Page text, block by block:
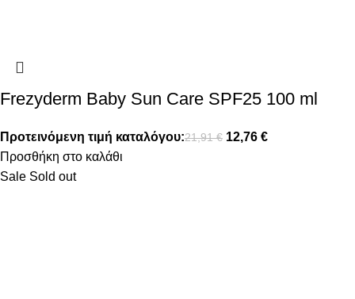
Frezyderm Baby Sun Care SPF25 100 ml
Προτεινόμενη τιμή καταλόγου:21,91€ 12,76 €
Προσθήκη στο καλάθι
Sale Sold out